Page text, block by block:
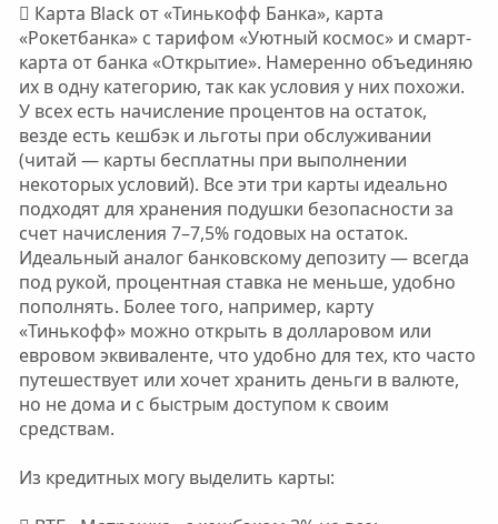
 Карта Black от «Тинькофф Банка», карта
«Рокетбанка» с тарифом «Уютный космос» и смарт-
карта от банка «Открытие». Намеренно объединяю
их в одну категорию, так как условия у них похожи.
У всех есть начисление процентов на остаток,
везде есть кешбэк и льготы при обслуживании
(читай — карты бесплатны при выполнении
некоторых условий). Все эти три карты идеально
подходят для хранения подушки безопасности за
счет начисления 7–7,5% годовых на остаток.
Идеальный аналог банковскому депозиту — всегда
под рукой, процентная ставка не меньше, удобно
пополнять. Более того, например, карту
«Тинькофф» можно открыть в долларовом или
евровом эквиваленте, что удобно для тех, кто часто
путешествует или хочет хранить деньги в валюте,
но не дома и с быстрым доступом к своим
средствам.
Из кредитных могу выделить карты: